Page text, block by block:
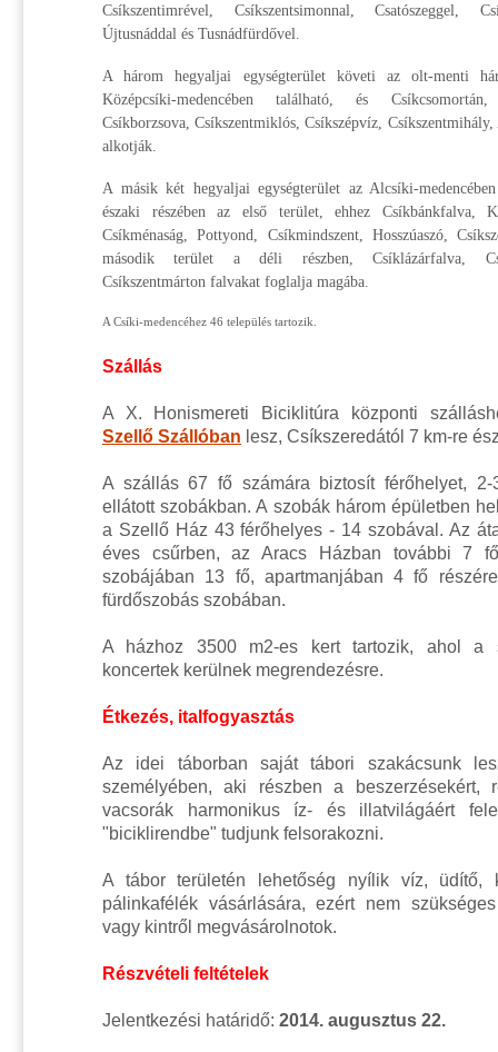
Csíkszentimrével, Csíkszentsimonnal, Csatószeggel,
Újtusnáddal és Tusnádfürdővel.
A három hegyaljai egységterület követi az olt-menti
Középcsíki-medencében található, és
Csíkborzsova, Csíkszentmiklós, Csíkszépvíz,
alkotják.
A másik két hegyaljai egységterület az Alcsíki-
északi részében az első terület, ehhez Csíkbánkfalva,
Csíkménaság, Pottyond, Csíkmindszent, Hosszúaszó,
második terület a déli részben, Csíklázárfalva,
Csíkszentmárton falvakat foglalja magába.
A Csíki-medencéhez 46 település tartozik.
Szállás
A X. Honismereti Biciklitúra központi
Szellő Szállóban lesz, Csíkszeredától 7 km-re
A szállás 67 fő számára biztosít férőhelyet, 2-
ellátott szobákban. A szobák három épületben
a Szellő Ház 43 férőhelyes - 14 szobával. Az
éves csűrben, az Aracs Házban további 7
szobájában 13 fő, apartmanjában 4 fő
fürdőszobás szobában.
A házhoz 3500 m2-es kert tartozik, ahol a
koncertek kerülnek megrendezésre.
Étkezés, italfogyasztás
Az idei táborban saját tábori szakácsunk
személyében, aki részben a beszerzésekért,
vacsorák harmonikus íz- és illatvilágáért
"biciklirendbe" tudjunk felsorakozni.
A tábor területén lehetőség nyílik víz, üdítő,
pálinkafélék vásárlására, ezért nem
vagy kintről megvásárolnotok.
Részvételi feltételek
Jelentkezési határidő: 2014. augusztus 22.